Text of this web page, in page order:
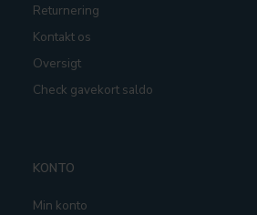
Returnering
Kontakt os
Oversigt
Check gavekort saldo
KONTO
Min konto